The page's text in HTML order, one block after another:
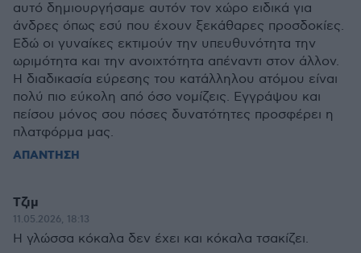
αυτό δημιουργήσαμε αυτόν τον χώρο ειδικά για
άνδρες όπως εσύ που έχουν ξεκάθαρες προσδοκίες.
Εδώ οι γυναίκες εκτιμούν την υπευθυνότητα την
ωριμότητα και την ανοιχτότητα απέναντι στον άλλον.
Η διαδικασία εύρεσης του κατάλληλου ατόμου είναι
πολύ πιο εύκολη από όσο νομίζεις. Εγγράψου και
πείσου μόνος σου πόσες δυνατότητες προσφέρει η
πλατφόρμα μας.
ΑΠΑΝΤΗΣΗ
Τζιμ
11.05.2026, 18:13
Η γλώσσα κόκαλα δεν έχει και κόκαλα τσακίζει.